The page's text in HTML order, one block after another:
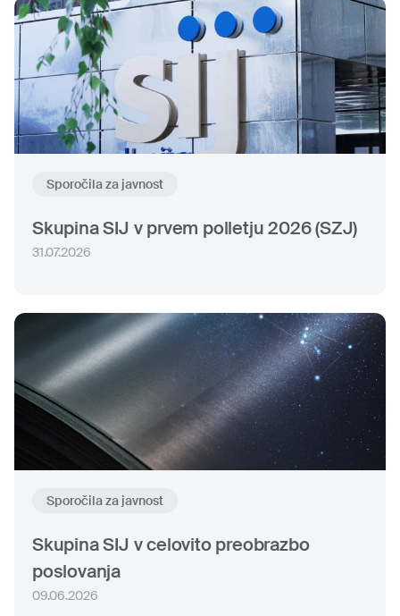
Sporočila za javnost
Skupina SIJ v prvem polletju 2026 (SZJ)
31.07.2026
Sporočila za javnost
Skupina SIJ v celovito preobrazbo
poslovanja
09.06.2026